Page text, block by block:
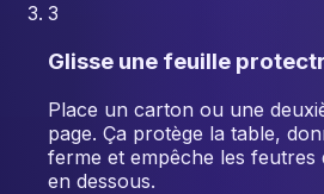
3
Glisse une feuille
Place un carton ou une
page. Ça protège la table,
ferme et empêche les
en dessous.